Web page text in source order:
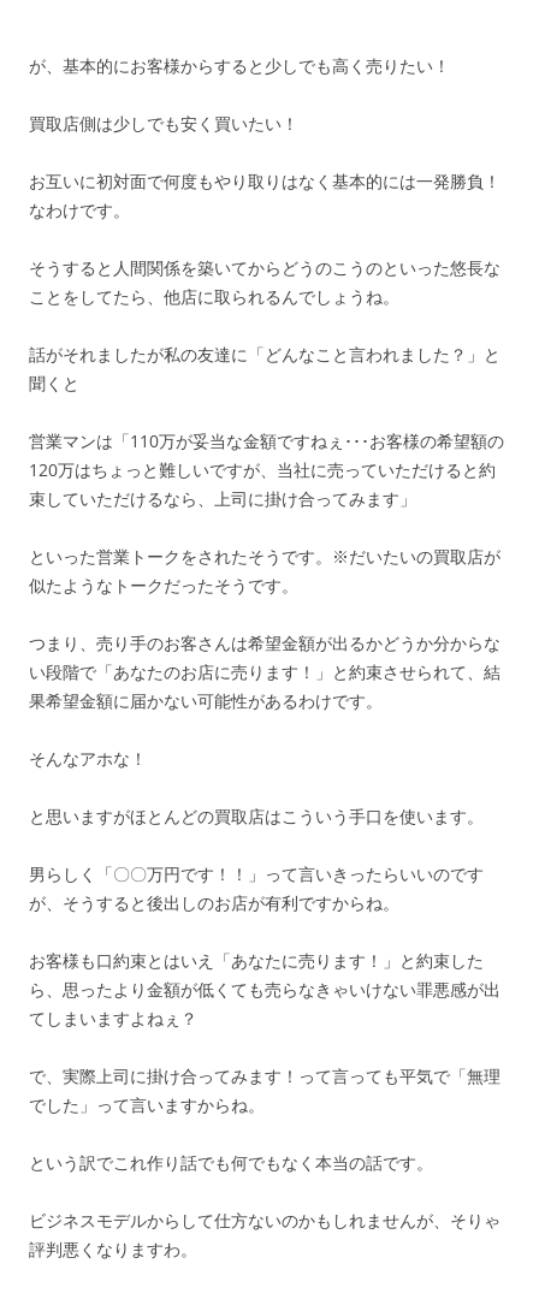
が、基本的にお客様からすると少しでも高く売りたい！
買取店側は少しでも安く買いたい！
お互いに初対面で何度もやり取りはなく基本的には一発勝負！
なわけです。
そうすると人間関係を築いてからどうのこうのといった悠長な
ことをしてたら、他店に取られるんでしょうね。
話がそれましたが私の友達に「どんなこと言われました？」と
聞くと
営業マンは「110万が妥当な金額ですねぇ･･･お客様の希望額の
120万はちょっと難しいですが、当社に売っていただけると約
束していただけるなら、上司に掛け合ってみます」
といった営業トークをされたそうです。※だいたいの買取店が
似たようなトークだったそうです。
つまり、売り手のお客さんは希望金額が出るかどうか分からな
い段階で「あなたのお店に売ります！」と約束させられて、結
果希望金額に届かない可能性があるわけです。
そんなアホな！
と思いますがほとんどの買取店はこういう手口を使います。
男らしく「〇〇万円です！！」って言いきったらいいのです
が、そうすると後出しのお店が有利ですからね。
お客様も口約束とはいえ「あなたに売ります！」と約束した
ら、思ったより金額が低くても売らなきゃいけない罪悪感が出
てしまいますよねぇ？
で、実際上司に掛け合ってみます！って言っても平気で「無理
でした」って言いますからね。
という訳でこれ作り話でも何でもなく本当の話です。
ビジネスモデルからして仕方ないのかもしれませんが、そりゃ
評判悪くなりますわ。